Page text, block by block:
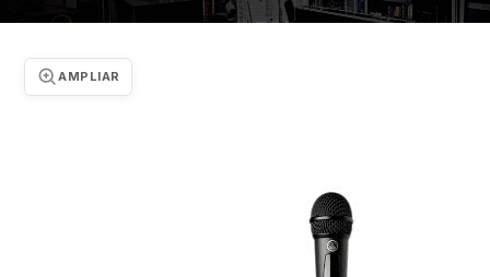
AMPLIAR